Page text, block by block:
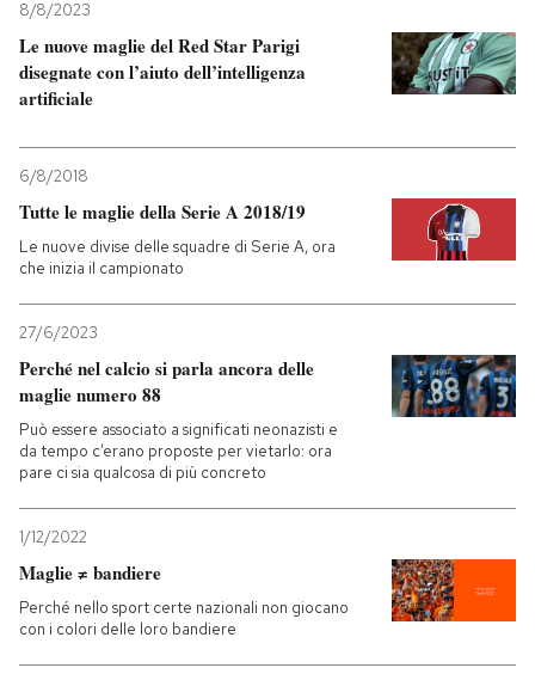
8/8/2023
Le nuove maglie del Red Star Parigi
disegnate con l’aiuto dell’intelligenza
artificiale
6/8/2018
Tutte le maglie della Serie A 2018/19
Le nuove divise delle squadre di Serie A, ora
che inizia il campionato
27/6/2023
Perché nel calcio si parla ancora delle
maglie numero 88
Può essere associato a significati neonazisti e
da tempo c’erano proposte per vietarlo: ora
pare ci sia qualcosa di più concreto
1/12/2022
Maglie ≠ bandiere
Perché nello sport certe nazionali non giocano
con i colori delle loro bandiere